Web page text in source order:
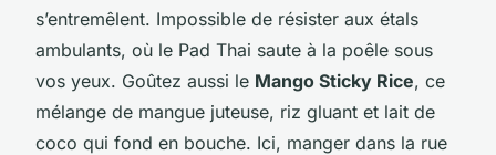
s’entremêlent. Impossible de résister aux étals
ambulants, où le Pad Thai saute à la poêle sous
vos yeux. Goûtez aussi le Mango Sticky Rice, ce
mélange de mangue juteuse, riz gluant et lait de
coco qui fond en bouche. Ici, manger dans la rue